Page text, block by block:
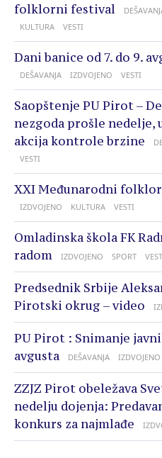
folklorni festival
KULTURA
VESTI
Dani banice od 7. do 9.
DEŠAVANJA IZDVOJENO VESTI
Saopštenje PU Pirot –
nezgoda prošle nedelje,
akcija kontrole brzine
VESTI
XXI Međunarodni
IZDVOJENO KULTURA VESTI
Omladinska škola FK
radom
IZDVOJENO SPORT
Predsednik Srbije
Pirotski okrug – video
PU Pirot : Snimanje
avgusta
DEŠAVANJA IZDVOJENO
ZZJZ Pirot obeležava
nedelju dojenja:
konkurs za najmlađe